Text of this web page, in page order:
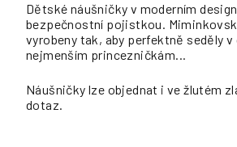
Dětské náušničky v moderním
bezpečnostní pojistkou.
vyrobeny tak, aby perfektně seděly
nejmenším princezničkám...
Náušničky lze objednat i ve žlutém
dotaz.